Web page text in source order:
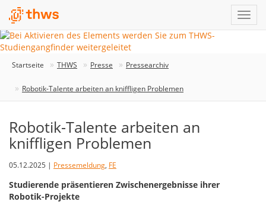
Startseite THWS Presse Pressearchiv
Robotik-Talente arbeiten an kniffligen Problemen
Robotik-Talente arbeiten an
kniffligen Problemen
05.12.2025 | Pressemeldung, FE
Studierende präsentieren Zwischenergebnisse ihrer
Robotik-Projekte